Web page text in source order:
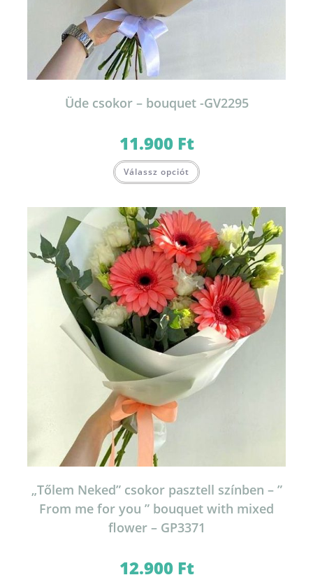
Üde csokor – bouquet -GV2295
11.900 Ft
Válassz opciót
„Tőlem Neked” csokor pasztell színben – ”
From me for you ” bouquet with mixed
flower – GP3371
12.900 Ft